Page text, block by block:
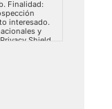
Finalidad:
interesado.
y
Shield.
la
sobre